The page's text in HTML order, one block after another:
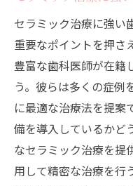
中野駅近く
リニック
駅チカで安
セラミック治療
イド
信頼できる
方
治療実績と
セラミック治療に強い
重要なポイントを押さ
豊富な歯科医師が在籍
う。彼らは多くの症例
に最適な治療法を提案
備を導入しているかど
なセラミック治療を提
用して精密な治療を行